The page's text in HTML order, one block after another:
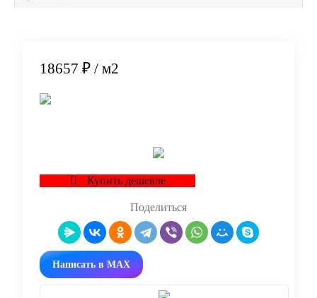
18657 ₽ / м2
Купить дешевле
Поделиться
Написать в MAX